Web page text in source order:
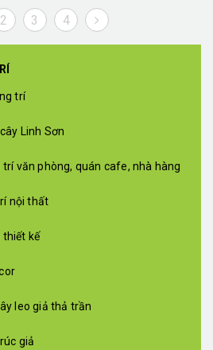
2 3 4
trí
Linh Sơn
văn phòng, quán cafe, nhà hàng
nội thất
thiết kế
leo giả thả trần
giả